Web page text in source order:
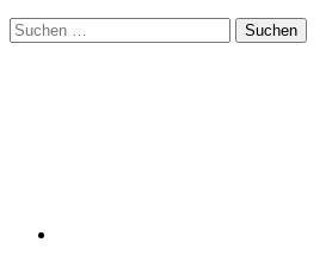
Suchen
nach: